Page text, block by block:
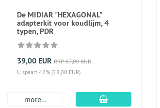
De MIDIAR "HEXAGONAL"
adapterkit voor koudlijm, 4
typen, PDR
39,00 EUR RRP 67,00 EUR
U spaart 42% (28,00 EUR)
more... In winkelmandje